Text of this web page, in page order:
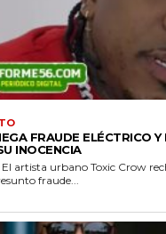
FRAUDE ELÉCTRICO Y
INOCENCIA
artista urbano Toxic Crow
fraude...